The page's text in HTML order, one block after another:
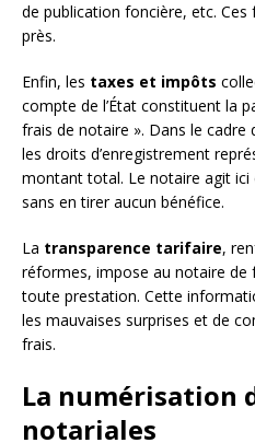
de publication foncière, etc. Ces
près.
Enfin, les taxes et impôts
compte de l’État constituent la
frais de notaire ». Dans le cadre
les droits d’enregistrement
montant total. Le notaire agit ici
sans en tirer aucun bénéfice.
La transparence tarifaire,
réformes, impose au notaire de
toute prestation. Cette
les mauvaises surprises et de
frais.
La numérisation
notariales